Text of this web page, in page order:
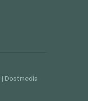
| Dostmedia